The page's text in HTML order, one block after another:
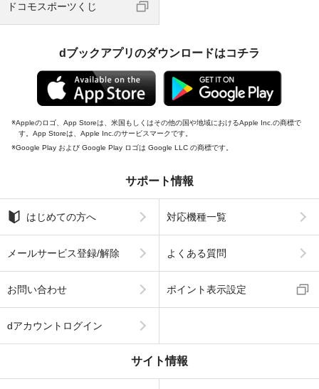
ドコモスポーツくじ
dブックアプリのダウンロードはコチラ
Appleのロゴ、App Storeは、米国もしくはその他の国や地域におけるApple Inc.の商標で
す。App Storeは、Apple Inc.のサービスマークです。
Google Play および Google Play ロゴは Google LLC の商標です。
サポート情報
はじめての方へ 対応機種一覧
メールサービス登録/解除 よくある質問
お問い合わせ ポイント表示設定
dアカウントログイン
サイト情報